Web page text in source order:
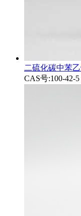
二硫化碳中苯
CAS号:100-42-